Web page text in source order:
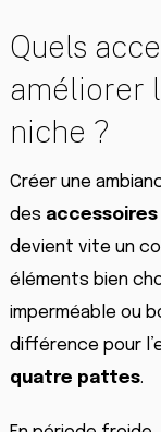
Quels
améliorer
niche ?
Créer une
des
devient vite un
éléments bien
imperméable ou
différence pour
quatre pattes.